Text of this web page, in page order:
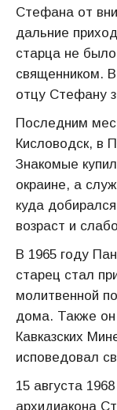
Стефана от
дальние
старца не
священником.
отцу Стефану
Последним
Кисловодск, в
Знакомые
окраине, а
куда
возраст и
В 1965 году
старец стал
молитвенной
дома. Также он
Кавказских
исповедовал
15 августа
архидиакона